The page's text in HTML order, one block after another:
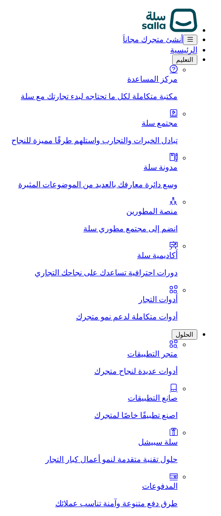
أنشئ متجرك مجاناَ
الرئيسية
التعليم
مركز المساعدة
مكتبة متكاملة لكل ما تحتاجه لبدء تجارتك مع سلة
مجتمع سلة
تبادل الخبرات والتجارب واستلهم طرقًا مميزة للنجاح
مدونة سلة
وسع دائرة معارفك بالعديد من الموضوعات المثيرة
منصة المطورين
انضم إلى مجتمع مطوري سلة
أكاديمية سلة
دورات احترافية تساعدك على نجاحك التجاري
أدوات التجار
أدوات متكاملة لدعم نمو متجرك
الحلول
متجر التطبيقات
أدوات عديدة لنجاح متجرك
صانع التطبيقات
اصنع تطبيقًا خاصًا لمتجرك
سلة سبيشل
حلول تقنية متقدمة لنمو أعمال كبار التجار
المدفوعات
طرق دفع متنوعة وآمنة تناسب عملائك